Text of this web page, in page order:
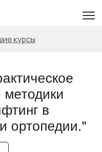
курсы
в
ортопедии."